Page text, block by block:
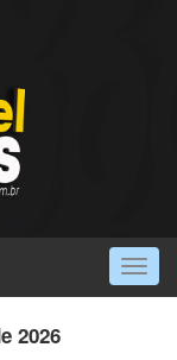
2026